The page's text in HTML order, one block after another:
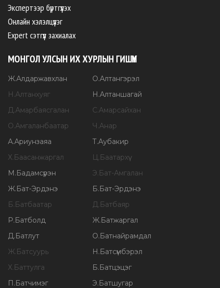
Экспертээр бүртгүүлэх
Онлайн хэлэлцүүлэг
Expert сэтгүүл захиалах
МОНГОЛ УЛСЫН ИХ ХУРЛЫН ГИШҮҮН
Ж.Алдаржавхлан О.Алтангэрэл
Н.Алтанхуяг Н.Алтаншагай
Д.Амарбаясгалан С.Амарсайхан
О.Амгаланбаатар Ч.Анар
А.Ариунзаяа Т.Аубакир
Х.Баасанжаргал Ц.Баатархүү
М.Бадамсүрэн Э.Бат-Амгалан
Ж.Бат-Эрдэнэ Б.Бат-Эрдэнэ
Б.Батбаатар Д.Батбаяр
Р.Батболд Ж.Батжаргал
Д.Батлут О.Батнайрамдал
Ж.Батсуурь Н.Батсүмбэрэл
Х.Баттулга Б.Батцэцэг
П.Батчимэг Э.Батшугар